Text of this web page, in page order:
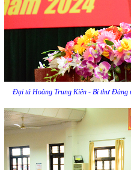
Đại tá Hoàng Trung Kiên - Bí thư Đảng